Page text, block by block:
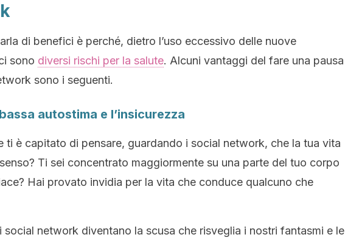
di benefici è perché, dietro l’uso eccessivo delle nuove
sono diversi rischi per la salute. Alcuni vantaggi del fare una pausa
sono i seguenti.
autostima e l’insicurezza
ti è capitato di pensare, guardando i social network, che la tua vita
Ti sei concentrato maggiormente su una parte del tuo corpo
Hai provato invidia per la vita che conduce qualcuno che
social network diventano la scusa che risveglia i nostri fantasmi e le